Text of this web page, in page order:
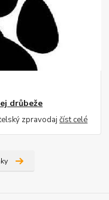
drůbeže
zpravodajčíst celé